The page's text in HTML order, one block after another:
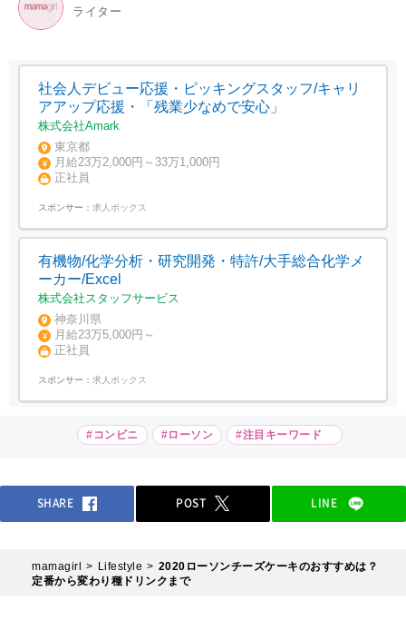
ライター
社会人デビュー応援・ピッキングスタッフ/キャリ
アアップ応援・「残業少なめで安心」
株式会社Amark
東京都
月給23万2,000円～33万1,000円
正社員
スポンサー： 求人ボックス
有機物/化学分析・研究開発・特許/大手総合化学メ
ーカー/Excel
株式会社スタッフサービス
神奈川県
月給23万5,000円～
正社員
スポンサー： 求人ボックス
#コンビニ #ローソン #注目キーワード
SHARE POST LINE
mamagirl Lifestyle
2020ローソンチーズケーキのおすすめは？
定番から変わり種ドリンクまで